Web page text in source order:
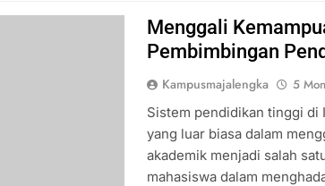
Menggali
Pembimbingan
Kampusmajalengka 5
Sistem pendidikan tinggi di
yang luar biasa dalam
akademik menjadi salah
mahasiswa dalam